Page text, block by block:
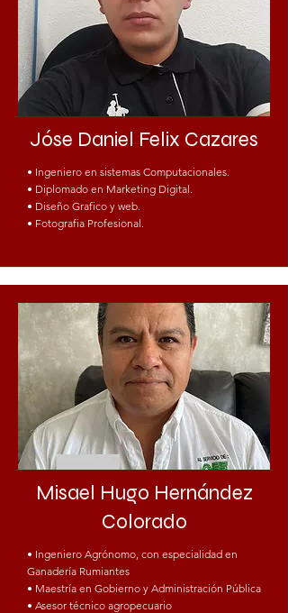
Jóse Daniel Felix Cazares
• Ingeniero en sistemas Computacionales.
• Diplomado en Marketing Digital.
• Diseño Grafico y web.
• Fotografia Profesional.
Misael Hugo Hernández
Colorado
• Ingeniero Agrónomo, con especialidad en
Ganadería Rumiantes
• Maestría en Gobierno y Administración Pública
• Asesor técnico agropecuario